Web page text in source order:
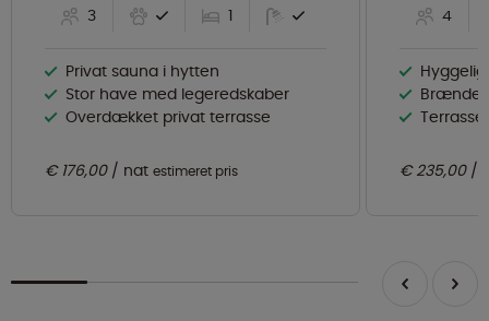
3 1
Privat sauna i hytten
Stor have med legeredskaber
Overdækket privat terrasse
€ 176,00 nat estimeret pris
4
Terrasse
€ 235,00